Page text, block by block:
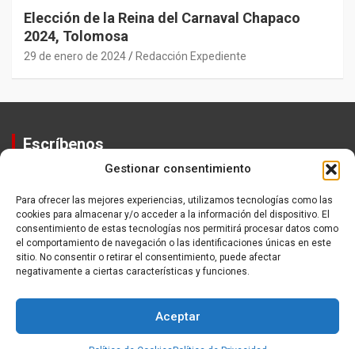
Gestionar consentimiento
Para ofrecer las mejores experiencias, utilizamos tecnologías como las
cookies para almacenar y/o acceder a la información del dispositivo. El
consentimiento de estas tecnologías nos permitirá procesar datos como
el comportamiento de navegación o las identificaciones únicas en este
sitio. No consentir o retirar el consentimiento, puede afectar
negativamente a ciertas características y funciones.
Aceptar
Elección de la Reina del Carnaval Chapaco
2024, Tolomosa
29 de enero de 2024 Redacción Expediente
Escríbenos
Equipo
Política de Privacidad
Expediente
Política de Privacidad
Theme Horse Funciona gracias a: